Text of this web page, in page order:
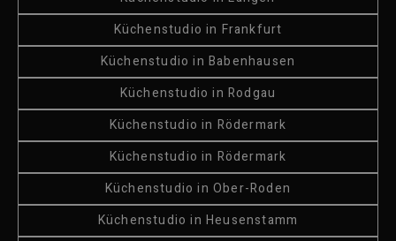
Küchenstudio in Frankfurt
Küchenstudio in Babenhausen
Küchenstudio in Rodgau
Küchenstudio in Rödermark
Küchenstudio in Rödermark
Küchenstudio in Ober-Roden
Küchenstudio in Heusenstamm